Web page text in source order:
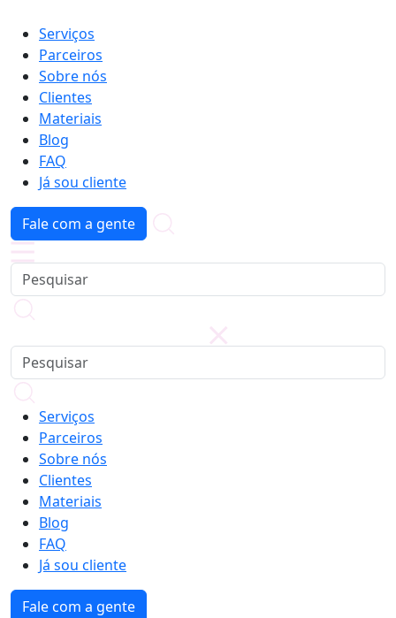
Serviços
Parceiros
Sobre nós
Clientes
Materiais
Blog
FAQ
Já sou cliente
Fale com a gente
Serviços
Parceiros
Sobre nós
Clientes
Materiais
Blog
FAQ
Já sou cliente
Fale com a gente